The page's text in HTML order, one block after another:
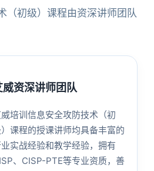
（初级）课程由资深讲师团队
威资深讲师团队
培训信息安全攻防技术（初
课程的授课讲师均具备丰富的
实战经验和教学经验，拥有
、CISP-PTE等专业资质，善